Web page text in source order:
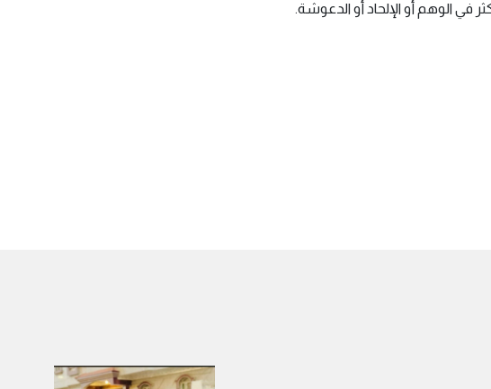
في الوهم أو الإلحاد أو الدعوشة.